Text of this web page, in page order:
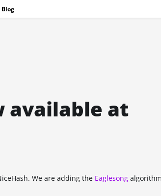
Blog
available at
We are adding the Eaglesong